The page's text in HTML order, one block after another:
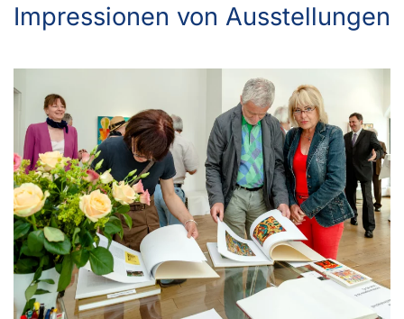
Impressionen von Ausstellungen